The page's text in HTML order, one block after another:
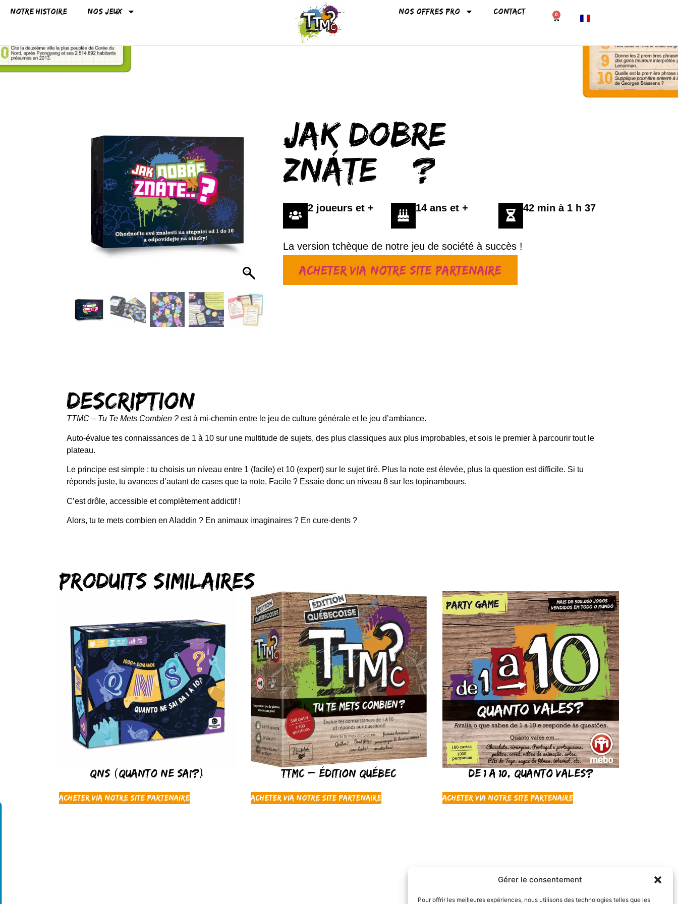
Gérer le consentement
Pour offrir les meilleures expériences, nous utilisons des technologies telles que les
Notre histoire Nos jeux Nos offres pro Contact 0
Español
Italiano
Português
Jak dobre
znáte…?
2 joueurs et + 14 ans et + 42 min à 1 h 37
La version tchèque de notre jeu de société à succès !
Acheter via notre site partenaire
Description
TTMC – Tu Te Mets Combien ? est à mi-chemin entre le jeu de culture générale et le jeu d’ambiance.
Auto-évalue tes connaissances de 1 à 10 sur une multitude de sujets, des plus classiques aux plus improbables, et sois le premier à parcourir tout le
plateau.
Le principe est simple : tu choisis un niveau entre 1 (facile) et 10 (expert) sur le sujet tiré. Plus la note est élevée, plus la question est difficile. Si tu
réponds juste, tu avances d’autant de cases que ta note. Facile ? Essaie donc un niveau 8 sur les topinambours.
C’est drôle, accessible et complètement addictif !
Alors, tu te mets combien en Aladdin ? En animaux imaginaires ? En cure-dents ?
Produits similaires
QNS (Quanto ne sai?)
Acheter via notre site partenaire
TTMC – Édition Québec
Acheter via notre site partenaire
De 1 a 10, Quanto Vales?
Acheter via notre site partenaire